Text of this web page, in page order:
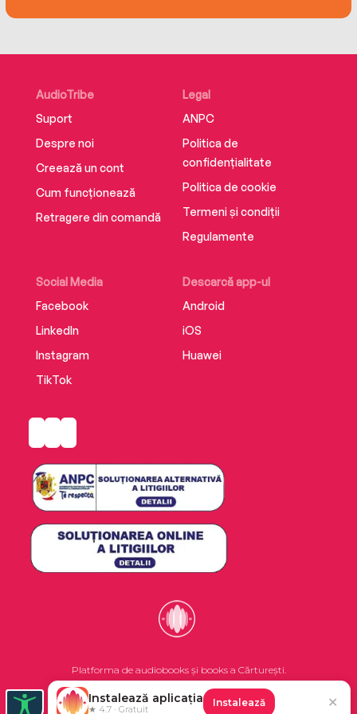
AudioTribe
Suport
Despre noi
Creează un cont
Cum funcționează
Retragere din comandă
Social Media
Facebook
LinkedIn
Instagram
TikTok
Descarcă app-ul
Android
iOS
Huawei
Legal
ANPC
Politica de
confidențialitate
Politica de cookie
Termeni și condiții
Regulamente
Platforma de audiobooks și books a Cărturești.
©2026 Nemo EPG SRL. Toate drepturile rezervate.
Instalează aplicația
★ 4.7 · Gratuit
Instalează ✕